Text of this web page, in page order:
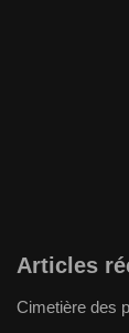
Articles
Cimetière des